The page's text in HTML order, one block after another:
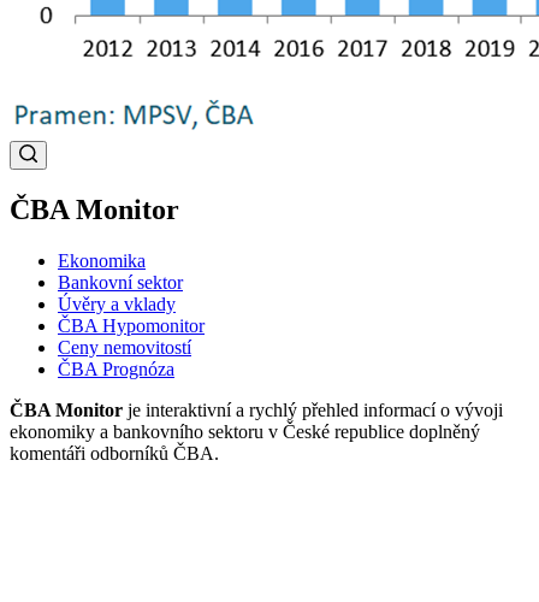
ČBA Monitor
Ekonomika
Bankovní sektor
Úvěry a vklady
ČBA Hypomonitor
Ceny nemovitostí
ČBA Prognóza
ČBA Monitor je interaktivní a rychlý přehled informací o vývoji
ekonomiky a bankovního sektoru v České republice doplněný
komentáři odborníků ČBA.